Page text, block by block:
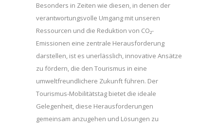
Besonders in Zeiten wie diesen, in denen der
verantwortungsvolle Umgang mit unseren
Ressourcen und die Reduktion von CO₂-
Emissionen eine zentrale Herausforderung
darstellen, ist es unerlässlich, innovative Ansätze
zu fördern, die den Tourismus in eine
umweltfreundlichere Zukunft führen. Der
Tourismus-Mobilitätstag bietet die ideale
Gelegenheit, diese Herausforderungen
gemeinsam anzugehen und Lösungen zu